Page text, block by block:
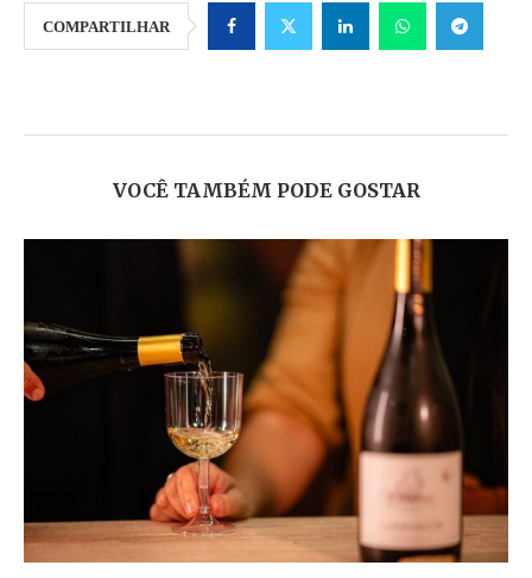
COMPARTILHAR
VOCÊ TAMBÉM PODE GOSTAR